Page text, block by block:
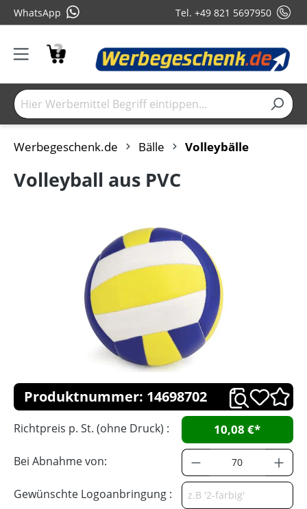
WhatsApp Tel. +49 821 5697950
Werbegeschenk.de Bälle Volleybälle
Volleyball aus PVC
Produktnummer: 14698702
Richtpreis p. St. (ohne Druck) : 10,08 €*
Bei Abnahme von:
Gewünschte Logoanbringung :